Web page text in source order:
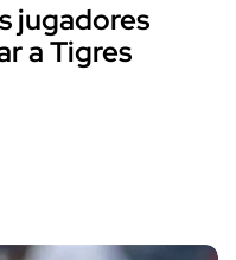
jugadores
a Tigres